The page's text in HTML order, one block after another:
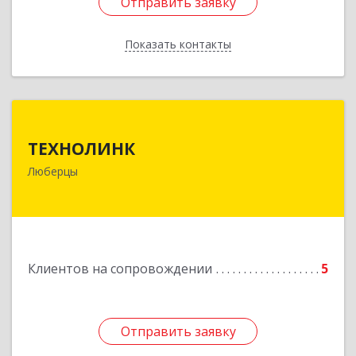
Показать контакты
Назад
ТЕХНОЛИНК
Люберцы
Клиентов на сопровождении 5
Отправить заявку
Отправить заявку